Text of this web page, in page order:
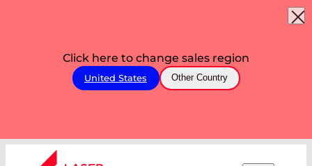
Click here to change sales region
United States Other Country